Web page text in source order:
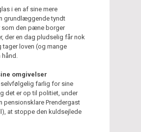
i en af sine mere
grundlæggende tyndt
som den pæne borger
der en dag pludselig får nok
tager loven (og mange
omgivelser
selvfølgelig farlig for sine
det er op til politiet, under
pensionsklare Prendergast
at stoppe den kuldsejlede